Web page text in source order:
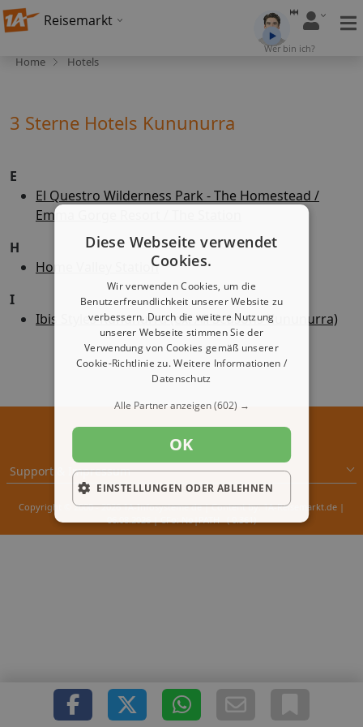
Reisemarkt
Wer bin ich?
Home Hotels
3 Sterne Hotels Kununurra
E
El Questro Wilderness Park - The Homestead /
Emma Gorge Resort / The Station
H
Home Valley Station
I
Ibis Styles Kununurra (ex: All Seasons Kununurra)
Support & Impressum
Copyright © 2000 - 2026 1A-Infosysteme.de | Content by: 1A-Reisemarkt.de |
Diese Webseite verwendet
Cookies.
Wir verwenden Cookies, um die
Benutzerfreundlichkeit unserer Website zu
verbessern. Durch die weitere Nutzung
unserer Webseite stimmen Sie der
Verwendung von Cookies gemäß unserer
Cookie-Richtlinie zu.Weitere Informationen /
Datenschutz
Alle Partner anzeigen(602) →
OK
EINSTELLUNGEN ODER ABLEHNEN